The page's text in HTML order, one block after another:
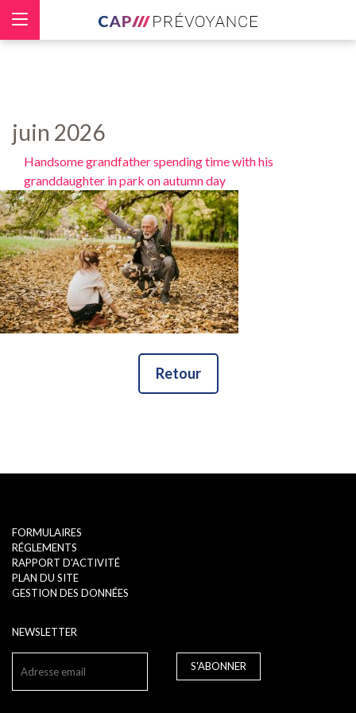
juin 2026
Handsome grandfather spending time with his
granddaughter in park on autumn day
Retour
FORMULAIRES
RÉGLEMENTS
RAPPORT D'ACTIVITÉ
PLAN DU SITE
GESTION DES DONNÉES
NEWSLETTER
S'ABONNER
Panneau de gestion des cookies